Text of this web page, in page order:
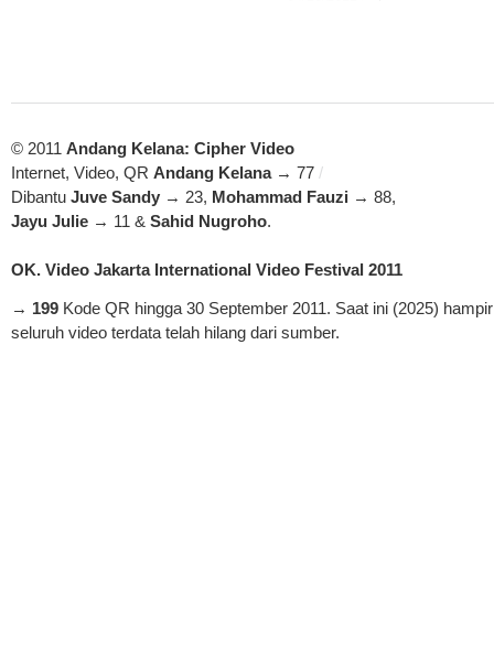
© 2011 Andang Kelana: Cipher Video
Internet, Video, QR Andang Kelana→ 77 /
Dibantu Juve Sandy → 23, Mohammad Fauzi → 88,
Jayu Julie → 11 & Sahid Nugroho.
OK. Video Jakarta International Video Festival 2011
→ 199 Kode QR hingga 30 September 2011. Saat ini (2025) hampir
seluruh video terdata telah hilang dari sumber.